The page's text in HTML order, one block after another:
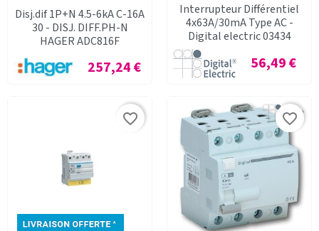
Disj.dif 1P+N 4.5-6kA C-16A
30 - DISJ. DIFF.PH-N
HAGER ADC816F
Prix
257,24 €
Interrupteur Différentiel
4x63A/30mA Type AC -
Digital electric 03434
Prix
56,49 €
favorite_border favorite_border